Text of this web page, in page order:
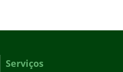
Serviços